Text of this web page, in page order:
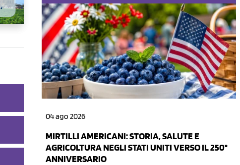
04 ago 2026
MIRTILLI AMERICANI: STORIA, SALUTE E
AGRICOLTURA NEGLI STATI UNITI VERSO IL 250°
ANNIVERSARIO